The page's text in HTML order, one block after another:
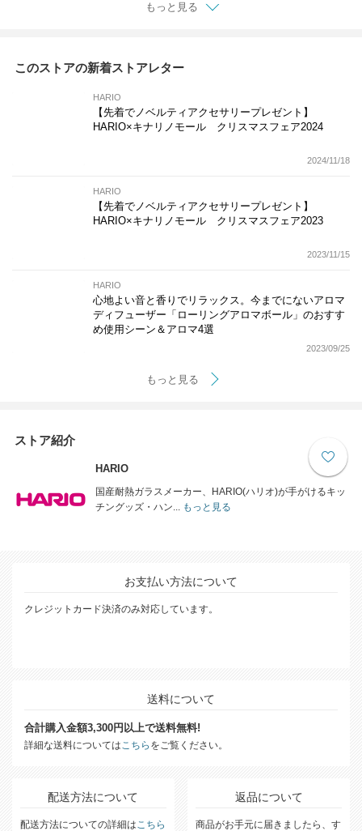
もっと見る
このストアの新着ストアレター
HARIO
【先着でノベルティアクセサリープレゼント】
HARIO×キナリノモール クリスマスフェア2024
2024/11/18
HARIO
【先着でノベルティアクセサリープレゼント】
HARIO×キナリノモール クリスマスフェア2023
2023/11/15
HARIO
心地よい音と香りでリラックス。今までにないアロマ
ディフューザー「ローリングアロマボール」のおすす
め使用シーン＆アロマ4選
2023/09/25
もっと見る
ストア紹介
HARIO
国産耐熱ガラスメーカー、HARIO(ハリオ)が手がけるキッ
チングッズ・ハン...
もっと見る
お支払い方法について
クレジットカード決済のみ対応しています。
送料について
合計購入金額3,300円以上で送料無料!
詳細な送料については こちら をご覧ください。
配送方法について
配送方法についての詳細は こちら
返品について
商品がお手元に届きましたら、す